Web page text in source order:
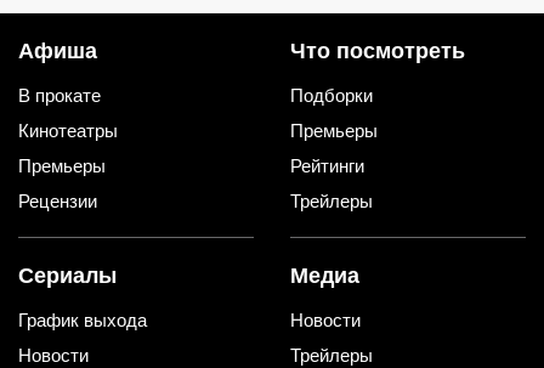
Афиша
В прокате
Кинотеатры
Премьеры
Рецензии
Что посмотреть
Подборки
Премьеры
Рейтинги
Трейлеры
Сериалы
График выхода
Новости
Медиа
Новости
Трейлеры